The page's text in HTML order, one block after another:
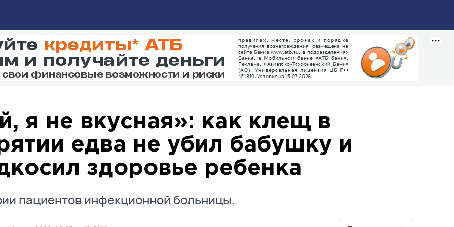
я не вкусная»: как клещ в
едва не убил бабушку и
здоровье ребенка
пациентов инфекционной больницы.